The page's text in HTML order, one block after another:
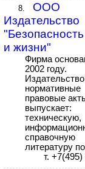
8.
ООО
Издательство
и жизни"
Фирма
2002 году.
нормативные
правовые
выпускает:
техническую,
справочную
литературу
т.